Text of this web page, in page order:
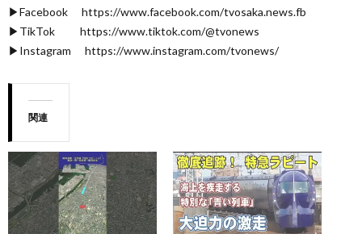
▶Facebook https://www.facebook.com/tvosaka.news.fb
▶TikTok https://www.tiktok.com/@tvonews
▶Instagram https://www.instagram.com/tvonews/
関連